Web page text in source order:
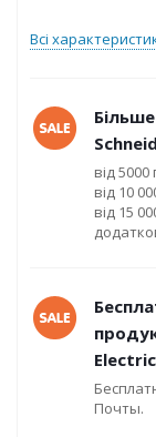
Всі
від
від 10
від 15
Почты.